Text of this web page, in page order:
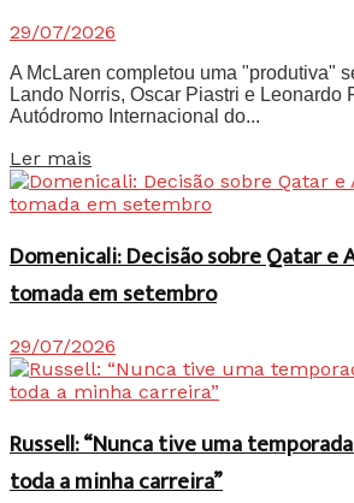
29/07/2026
A McLaren completou uma "produtiva"
Lando Norris, Oscar Piastri e Leonardo
Autódromo Internacional do...
Ler mais
Domenicali: Decisão sobre Qatar e
tomada em setembro
29/07/2026
Russell: “Nunca tive uma
toda a minha carreira”